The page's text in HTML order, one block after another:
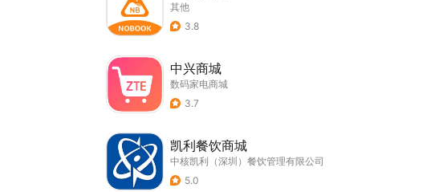
其他
3.8
中兴商城
数码家电商城
3.7
凯利餐饮商城
中核凯利（深圳）餐饮管理有限公司
5.0